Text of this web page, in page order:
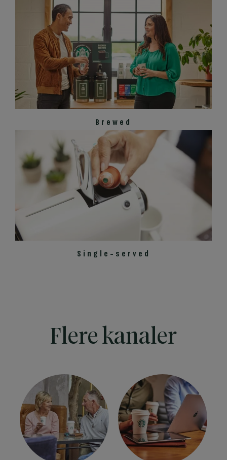
Brewed
Single-served
Flere kanaler